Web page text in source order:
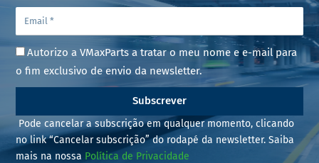
Autorizo a VMaxParts a tratar o meu nome e e-mail para
o fim exclusivo de envio da newsletter.
Subscrever
Pode cancelar a subscrição em qualquer momento, clicando
no link “Cancelar subscrição” do rodapé da newsletter. Saiba
mais na nossa Política de Privacidade